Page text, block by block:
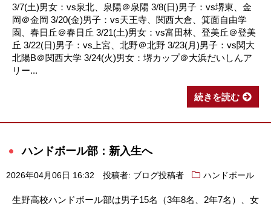
3/7(土)男女：vs泉北、泉陽＠泉陽 3/8(日)男子：vs堺東、金
岡＠金岡 3/20(金)男子：vs天王寺、関西大倉、箕面自由学
園、春日丘＠春日丘 3/21(土)男女：vs富田林、登美丘＠登美
丘 3/22(日)男子：vs上宮、北野＠北野 3/23(月)男子：vs関大
北陽B＠関西大学 3/24(火)男女：堺カップ＠大浜だいしんア
リー...
続きを読む
ハンドボール部：新入生へ
2026年04月06日 16:32 投稿者: ブログ投稿者 ハンドボール
生野高校ハンドボール部は男子15名（3年8名、2年7名）、女